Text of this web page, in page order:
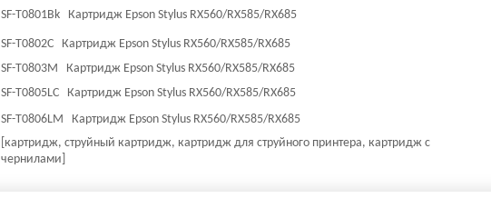
SF-T0801Bk Картридж Epson Stylus RX560/RX585/RX685
SF-T0802C Картридж Epson Stylus RX560/RX585/RX685
SF-T0803M Картридж Epson Stylus RX560/RX585/RX685
SF-T0805LC Картридж Epson Stylus RX560/RX585/RX685
SF-T0806LM Картридж Epson Stylus RX560/RX585/RX685
[картридж, струйный картридж, картридж для струйного принтера, картридж с
чернилами]